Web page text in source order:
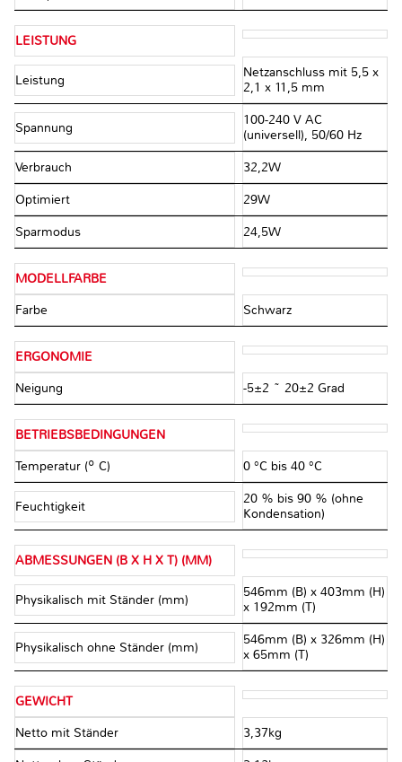
LEISTUNG
Leistung
Netzanschluss mit 5,5 x
2,1 x 11,5 mm
Spannung
100-240 V AC
(universell), 50/60 Hz
Verbrauch 32,2W
Optimiert 29W
Sparmodus 24,5W
MODELLFARBE
Farbe Schwarz
ERGONOMIE
Neigung -5±2 ~ 20±2 Grad
BETRIEBSBEDINGUNGEN
Temperatur (º C) 0 °C bis 40 °C
Feuchtigkeit
20 % bis 90 % (ohne
Kondensation)
ABMESSUNGEN (B X H X T) (MM)
Physikalisch mit Ständer (mm)
546mm (B) x 403mm (H)
x 192mm (T)
Physikalisch ohne Ständer (mm)
546mm (B) x 326mm (H)
x 65mm (T)
GEWICHT
Netto mit Ständer 3,37kg